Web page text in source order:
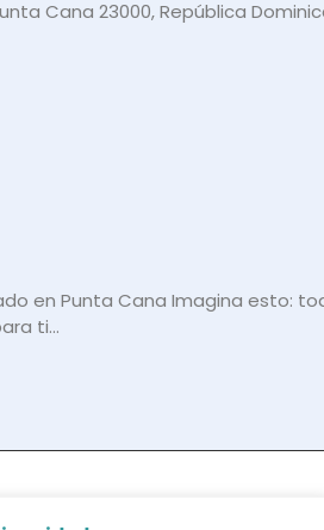
Cana 23000, República
en Punta Cana Imagina esto:
ti...